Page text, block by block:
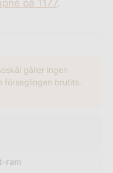
på 1177.
gäller ingen
förseglingen brutits.
ram